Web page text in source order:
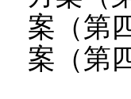
案（第
案（第